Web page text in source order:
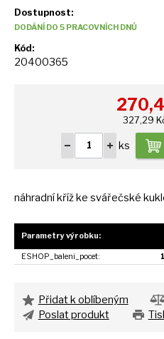
Dostupnost:
DODÁNÍ DO 5 PRACOVNÍCH DNŮ
Kód:
20400365
327,29
ks
náhradní křížke svářečské
Parametry výrobku:
ESHOP_baleni_pocet: 1
Přidat k oblíbeným
Poslat produkt